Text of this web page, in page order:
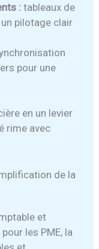
: tableaux de
pilotage clair
pour une
en un levier
rime avec
de la
et
les PME, la